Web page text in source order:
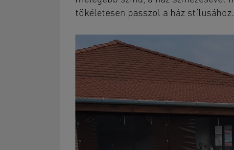
tökéletesen passzol a ház stílusához.